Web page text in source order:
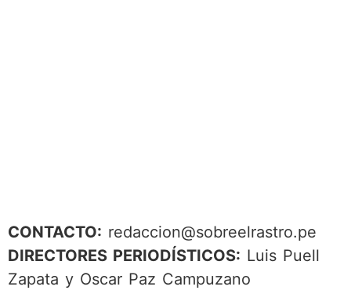
CONTACTO: redaccion@sobreelrastro.pe
DIRECTORES PERIODÍSTICOS: Luis Puell
Zapata y Oscar Paz Campuzano